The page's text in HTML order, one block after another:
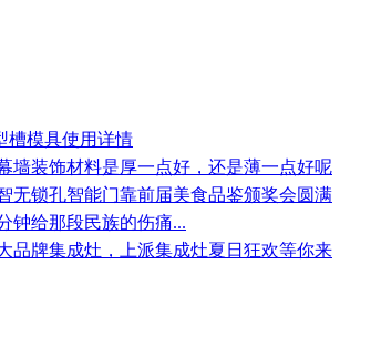
槽模具使用详情
墙装饰材料是厚一点好，还是薄一点好呢
无锁孔智能门靠前届美食品鉴颁奖会圆满
钟给那段民族的伤痛...
品牌集成灶，上派集成灶夏日狂欢等你来